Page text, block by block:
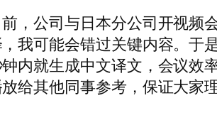
，公司与日本分公司开视频
我可能会错过关键内容。于
内就生成中文译文，会议效
给其他同事参考，保证大家